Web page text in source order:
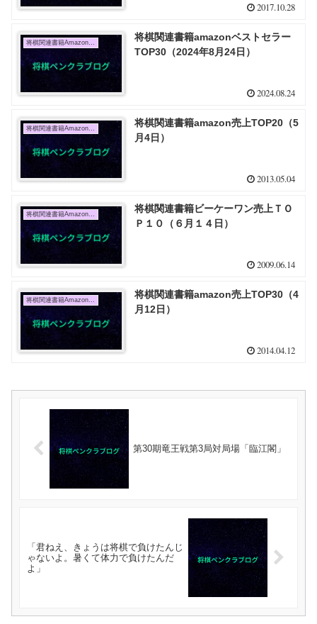
2017.10.28
将棋関連書籍Amazon売上TOP10
将棋関連書籍amazonベストセラー
TOP30（2024年8月24日）
2024.08.24
将棋関連書籍Amazon売上TOP10
将棋関連書籍amazon売上TOP20（5
月4日）
2013.05.04
将棋関連書籍Amazon売上TOP10
将棋関連書籍ビーケーワン売上ＴＯ
Ｐ１０（６月１４日）
2009.06.14
将棋関連書籍Amazon売上TOP10
将棋関連書籍amazon売上TOP30（4
月12日）
2014.04.12
第30期竜王戦第3局対局場「臨江閣」
「君ねえ、きょうは将棋で負けたんじ
ゃないよ。暑くて体力で負けたんだ
よ」